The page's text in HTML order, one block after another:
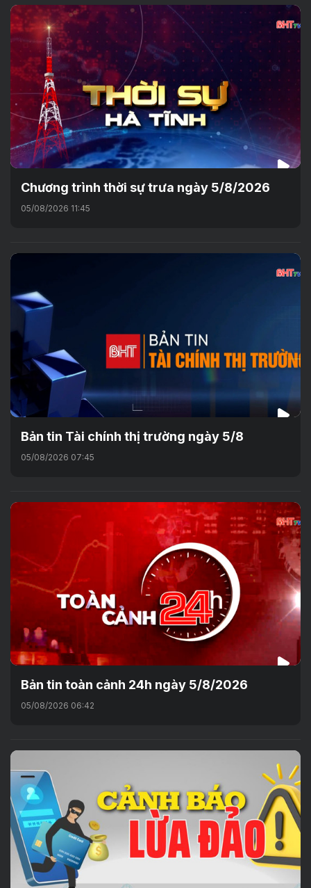
Chương trình thời sự trưa ngày 5/8/2026
05/08/2026 11:45
Bản tin Tài chính thị trường ngày 5/8
05/08/2026 07:45
Bản tin toàn cảnh 24h ngày 5/8/2026
05/08/2026 06:42